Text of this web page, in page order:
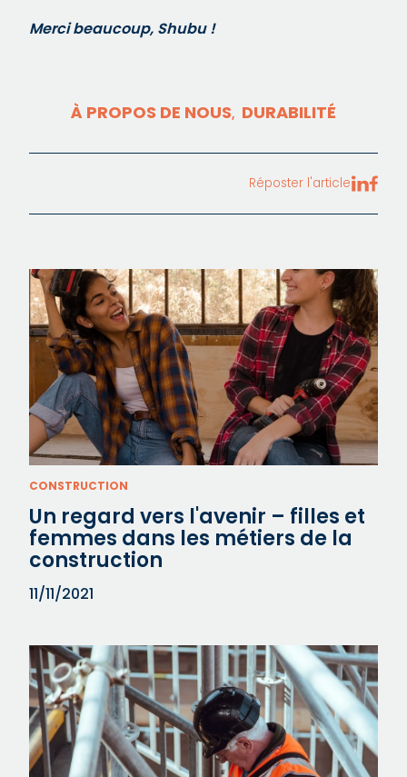
Merci beaucoup, Shubu !
À PROPOS DE NOUS, DURABILITÉ
Réposter l'article
CONSTRUCTION
Un regard vers l'avenir – filles et
femmes dans les métiers de la
construction
11/11/2021